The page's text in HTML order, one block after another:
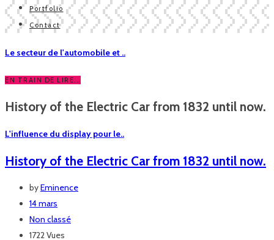
Portfolio
Contact
Le secteur de l'automobile et ..
EN TRAIN DE LIRE...
History of the Electric Car from 1832 until now.
L'influence du display pour le..
History of the Electric Car from 1832 until now.
byEminence
14 mars
Non classé
1722 Vues